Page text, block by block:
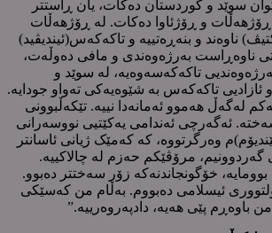
سوێد و کوردستان دەکات، یان ڕاستتر
ڕۆژهەڵات و ڕۆژئاوا دەکات. لە ڕۆژهەڵات
ناوەند و بنەڕەتییە و تاکەکەس(ئیندیڤید)
ناوەڕاست بەرژەوەندی و مافی دەوڵەت،
تاکەکەسەوەیە، لە سوێد و
و ئازادیی تاکەکەس بە شێوەیەکی تەواو جودایە.
لەگەڵ هەموو ئەمانەدا نییە. تێکەڵبوونی
ئەگەرچی ئەندامی یەکێتیی نووسەرانی
وەرگرتووە، کە کەمێک ژیانی ئاسانتر
مرۆڤێکم حەزم لە چالاکییە.
خۆگونجاندنەکە زۆر سەختتر دەبوو.
ئیسلامی دەبووم. بەڵام من کەسێکی
باوەڕم پێی هەیە، دادپەروەرییە.”